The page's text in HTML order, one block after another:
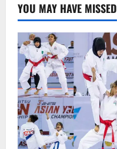
پر
فحش
ویب
سائٹس
کی
بندش
کیلئے
وفاقی
حکومت
نوٹس
YOU MAY HAVE MISSED